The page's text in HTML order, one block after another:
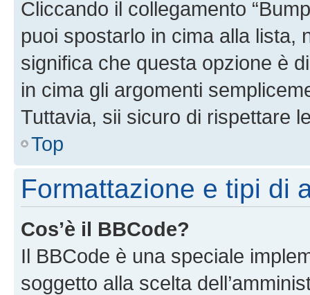
Cliccando il collegamento
puoi spostarlo in cima alla lista,
significa che questa opzione è
in cima gli argomenti
Tuttavia, sii sicuro di rispettare
Top
Formattazione e tipi di
Cos’è il BBCode?
Il BBCode è una speciale
soggetto alla scelta